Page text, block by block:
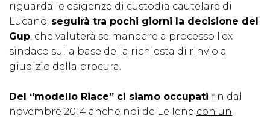
riguarda le esigenze di custodia cautelare di
Lucano, seguirà tra pochi giorni la decisione del
Gup, che valuterà se mandare a processo l’ex
sindaco sulla base della richiesta di rinvio a
giudizio della procura.
Del “modello Riace” ci siamo occupati fin dal
novembre 2014 anche noi de Le Iene con un